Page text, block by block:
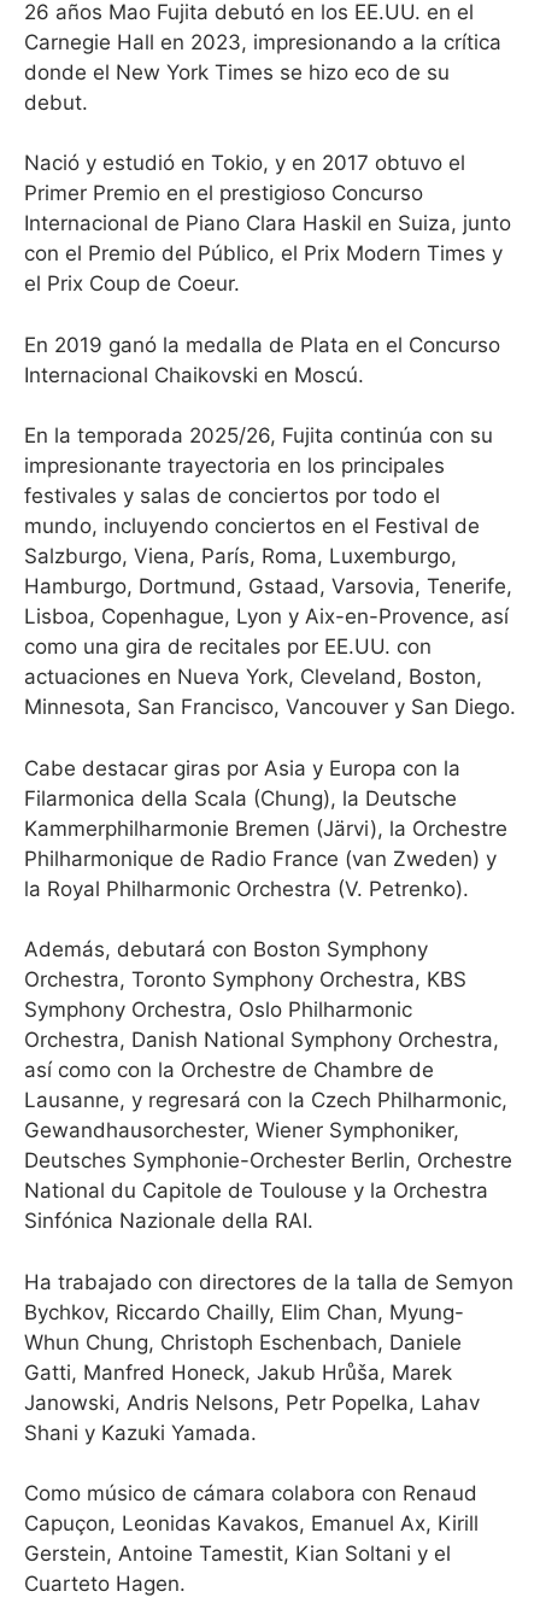
26 años Mao Fujita debutó en los EE.UU. en el
Carnegie Hall en 2023, impresionando a la crítica
donde el New York Times se hizo eco de su
debut.
Nació y estudió en Tokio, y en 2017 obtuvo el
Primer Premio en el prestigioso Concurso
Internacional de Piano Clara Haskil en Suiza, junto
con el Premio del Público, el Prix Modern Times y
el Prix Coup de Coeur.
En 2019 ganó la medalla de Plata en el Concurso
Internacional Chaikovski en Moscú.
En la temporada 2025/26, Fujita continúa con su
impresionante trayectoria en los principales
festivales y salas de conciertos por todo el
mundo, incluyendo conciertos en el Festival de
Salzburgo, Viena, París, Roma, Luxemburgo,
Hamburgo, Dortmund, Gstaad, Varsovia, Tenerife,
Lisboa, Copenhague, Lyon y Aix-en-Provence, así
como una gira de recitales por EE.UU. con
actuaciones en Nueva York, Cleveland, Boston,
Minnesota, San Francisco, Vancouver y San Diego.
Cabe destacar giras por Asia y Europa con la
Filarmonica della Scala (Chung), la Deutsche
Kammerphilharmonie Bremen (Järvi), la Orchestre
Philharmonique de Radio France (van Zweden) y
la Royal Philharmonic Orchestra (V. Petrenko).
Además, debutará con Boston Symphony
Orchestra, Toronto Symphony Orchestra, KBS
Symphony Orchestra, Oslo Philharmonic
Orchestra, Danish National Symphony Orchestra,
así como con la Orchestre de Chambre de
Lausanne, y regresará con la Czech Philharmonic,
Gewandhausorchester, Wiener Symphoniker,
Deutsches Symphonie-Orchester Berlin, Orchestre
National du Capitole de Toulouse y la Orchestra
Sinfónica Nazionale della RAI.
Ha trabajado con directores de la talla de Semyon
Bychkov, Riccardo Chailly, Elim Chan, Myung-
Whun Chung, Christoph Eschenbach, Daniele
Gatti, Manfred Honeck, Jakub Hrůša, Marek
Janowski, Andris Nelsons, Petr Popelka, Lahav
Shani y Kazuki Yamada.
Como músico de cámara colabora con Renaud
Capuçon, Leonidas Kavakos, Emanuel Ax, Kirill
Gerstein, Antoine Tamestit, Kian Soltani y el
Cuarteto Hagen.